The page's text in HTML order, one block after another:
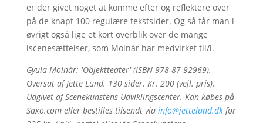
er der givet noget at komme efter og reflektere over
på de knapt 100 regulære tekstsider. Og så får man i
øvrigt også lige et kort overblik over de mange
iscenesættelser, som Molnàr har medvirket til/i.
Gyula Molnàr: 'Objektteater' (ISBN 978-87-92969).
Oversat af Jette Lund. 130 sider. Kr. 200 (vejl. pris).
Udgivet af Scenekunstens Udviklingscenter. Kan købes på
Saxo.com eller bestilles tilsendt via info@jettelund.dkfor